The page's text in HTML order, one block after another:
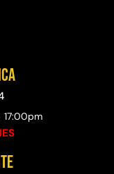
17:00pm